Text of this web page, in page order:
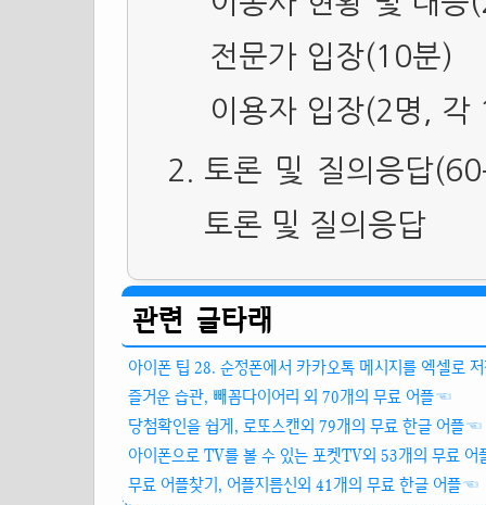
전문가 입장(10분)
이용자 입장(2명, 각
토론 및 질의응답
토론 및 질의응답
관련 글타래
아이폰 팁 28. 순정폰에서 카카오톡 메시지를 엑셀로
즐거운 습관, 빼꼼다이어리 외 70개의 무료 어플☜
당첨확인을 쉽게, 로또스캔외 79개의 무료 한글 어플☜
아이폰으로 TV를 볼 수 있는 포켓TV외 53개의 무료 어
무료 어플찾기, 어플지름신외 41개의 무료 한글 어플☜